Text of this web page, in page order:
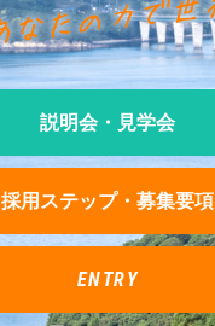
説明会・見学会
採用ステップ・募集要項
ENTRY